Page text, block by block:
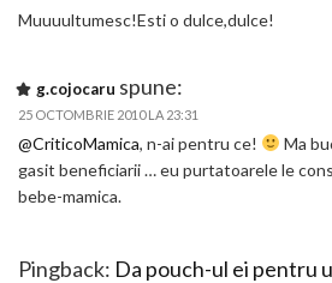
Muuuultumesc!Esti o dulce,dulce!
g.cojocaru spune:
25 OCTOMBRIE 2010 LA 23:31
@CriticoMamica, n-ai pentru ce!
Ma
gasit beneficiarii … eu purtatoarele le
bebe-mamica.
Pingback: Da pouch-ul ei pentru